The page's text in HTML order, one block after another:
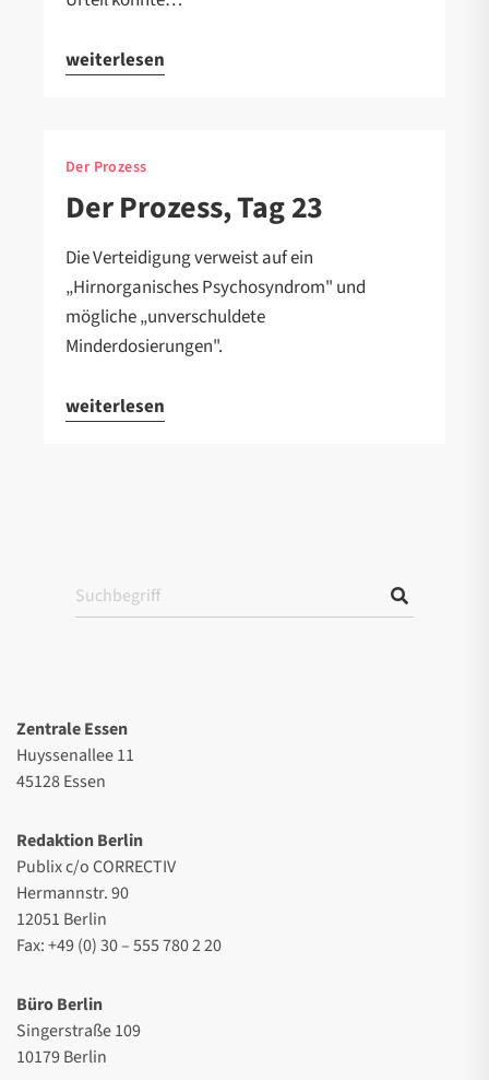
weiterlesen
Der Prozess
Der Prozess, Tag 23
Die Verteidigung verweist auf ein
„Hirnorganisches Psychosyndrom" und
mögliche „unverschuldete
Minderdosierungen".
weiterlesen
Zentrale Essen
Huyssenallee 11
45128 Essen
Redaktion Berlin
Publix c/o CORRECTIV
Hermannstr. 90
12051 Berlin
Fax: +49 (0) 30 – 555 780 2 20
Büro Berlin
Singerstraße 109
10179 Berlin